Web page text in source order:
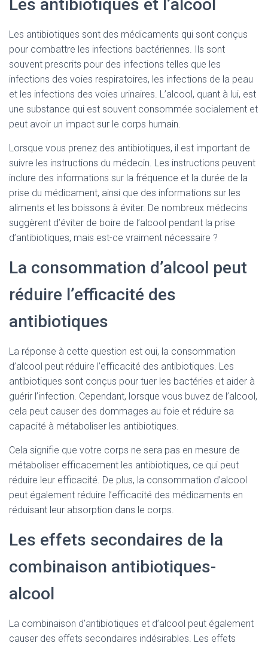
Les antibiotiques et l’alcool
Les antibiotiques sont des médicaments qui sont conçus
pour combattre les infections bactériennes. Ils sont
souvent prescrits pour des infections telles que les
infections des voies respiratoires, les infections de la peau
et les infections des voies urinaires. L’alcool, quant à lui, est
une substance qui est souvent consommée socialement et
peut avoir un impact sur le corps humain.
Lorsque vous prenez des antibiotiques, il est important de
suivre les instructions du médecin. Les instructions peuvent
inclure des informations sur la fréquence et la durée de la
prise du médicament, ainsi que des informations sur les
aliments et les boissons à éviter. De nombreux médecins
suggèrent d’éviter de boire de l’alcool pendant la prise
d’antibiotiques, mais est-ce vraiment nécessaire ?
La consommation d’alcool peut
réduire l’efficacité des
antibiotiques
La réponse à cette question est oui, la consommation
d’alcool peut réduire l’efficacité des antibiotiques. Les
antibiotiques sont conçus pour tuer les bactéries et aider à
guérir l’infection. Cependant, lorsque vous buvez de l’alcool,
cela peut causer des dommages au foie et réduire sa
capacité à métaboliser les antibiotiques.
Cela signifie que votre corps ne sera pas en mesure de
métaboliser efficacement les antibiotiques, ce qui peut
réduire leur efficacité. De plus, la consommation d’alcool
peut également réduire l’efficacité des médicaments en
réduisant leur absorption dans le corps.
Les effets secondaires de la
combinaison antibiotiques-
alcool
La combinaison d’antibiotiques et d’alcool peut également
causer des effets secondaires indésirables. Les effets